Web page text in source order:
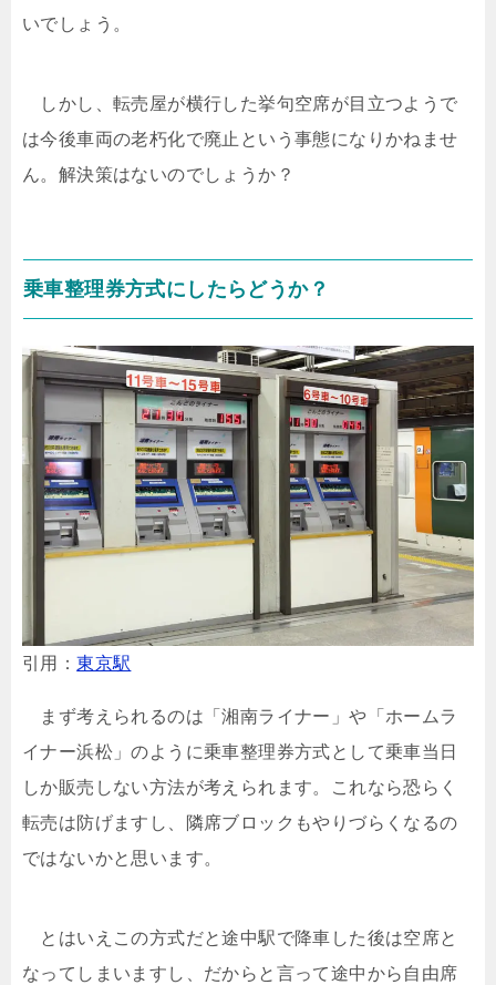
いでしょう。
しかし、転売屋が横行した挙句空席が目立つようで
は今後車両の老朽化で廃止という事態になりかねませ
ん。解決策はないのでしょうか？
乗車整理券方式にしたらどうか？
引用：東京駅
まず考えられるのは「湘南ライナー」や「ホームラ
イナー浜松」のように乗車整理券方式として乗車当日
しか販売しない方法が考えられます。これなら恐らく
転売は防げますし、隣席ブロックもやりづらくなるの
ではないかと思います。
とはいえこの方式だと途中駅で降車した後は空席と
なってしまいますし、だからと言って途中から自由席